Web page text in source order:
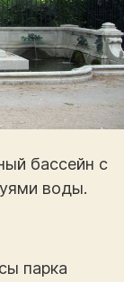
бассейн с
воды.
парка